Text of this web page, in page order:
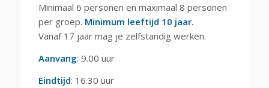
Minimaal 6 personen en maximaal 8 personen
per groep. Minimum leeftijd 10 jaar.
Vanaf 17 jaar mag je zelfstandig werken.
Aanvang: 9.00 uur
Eindtijd: 16.30 uur